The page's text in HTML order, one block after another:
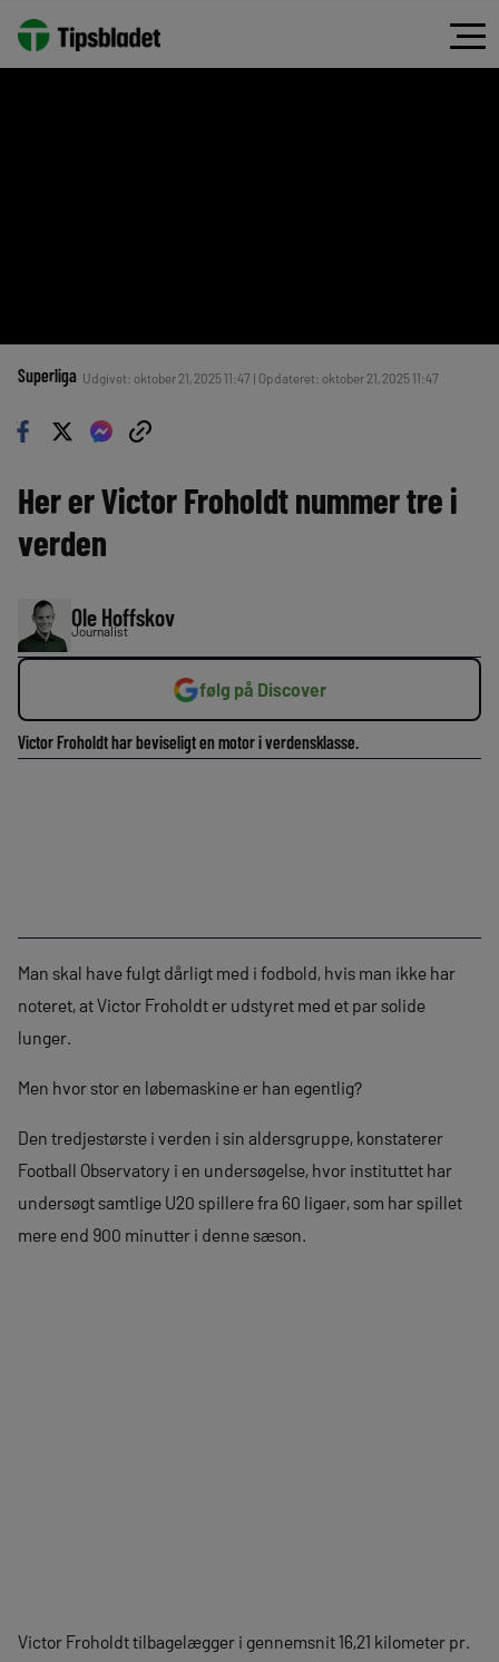
Superliga Udgivet: oktober 21, 2025 11:47 | Opdateret: oktober 21, 2025 11:47
Her er Victor Froholdt nummer tre i
verden
Ole Hoffskov
Journalist
følg på Discover
Victor Froholdt har beviseligt en motor i verdensklasse.
Man skal have fulgt dårligt med i fodbold, hvis man ikke har
noteret, at Victor Froholdt er udstyret med et par solide
lunger.
Men hvor stor en løbemaskine er han egentlig?
Den tredjestørste i verden i sin aldersgruppe, konstaterer
Football Observatory i en undersøgelse, hvor instituttet har
undersøgt samtlige U20 spillere fra 60 ligaer, som har spillet
mere end 900 minutter i denne sæson.
Victor Froholdt tilbagelægger i gennemsnit 16,21 kilometer pr.